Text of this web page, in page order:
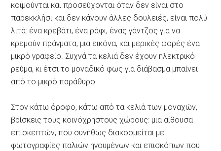
κοιμούνται και προσεύχονται όταν δεν είναι στο
παρεκκλήσι και δεν κάνουν άλλες δουλειές, είναι πολύ
λιτά: ένα κρεβάτι, ένα ράφι, ένας γάντζος για να
κρεμούν πράγματα, μια εικόνα, και μερικές φορές ένα
μικρό γραφείο. Συχνά τα κελιά δεν έχουν ηλεκτρικό
ρεύμα, κι έτσι το μοναδικό φως για διάβασμα μπαίνει
από το μικρό παράθυρο.
Στον κάτω όροφο, κάτω από τα κελιά των μοναχών,
βρίσκεις τους κοινόχρηστους χώρους: μια αίθουσα
επισκεπτών, που συνήθως διακοσμείται με
φωτογραφίες παλιών ηγουμένων και επισκόπων που